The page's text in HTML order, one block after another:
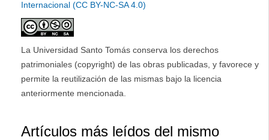
Internacional (CC BY-NC-SA 4.0)
La Universidad Santo Tomás conserva los derechos
patrimoniales (copyright) de las obras publicadas, y favorece y
permite la reutilización de las mismas bajo la licencia
anteriormente mencionada.
Artículos más leídos del mismo